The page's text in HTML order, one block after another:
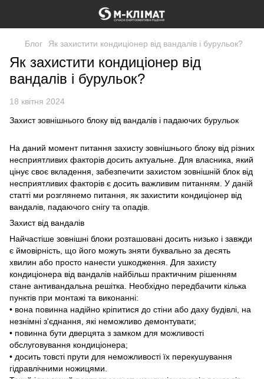
Блог Як захистити кондиціонер від вандалів і бурульок?
Як захистити кондиціонер від
вандалів і бурульок?
18 квітня 2024
Захист зовнішнього блоку від вандалів і падаючих бурульок
На даний момент питання захисту зовнішнього блоку від різних
несприятливих факторів досить актуальне. Для власника, який
цінує своє вкладення, забезпечити захистом зовнішній блок від
несприятливих факторів є досить важливим питанням. У даній
статті ми розглянемо питання, як захистити кондиціонер від
вандалів, падаючого снігу та опадів.
Захист від вандалів
Найчастіше зовнішні блоки розташовані досить низько і завжди
є ймовірність, що його можуть зняти буквально за десять
хвилин або просто нанести ушкодження. Для захисту
кондиціонера від вандалів найбільш практичним рішенням
стане антивандальна решітка. Необхідно передбачити кілька
пунктів при монтажі та виконанні:
• вона повинна надійно кріпитися до стіни або даху будівлі, на
незнімні з'єднання, які неможливо демонтувати;
• повинна бути дверцята з замком для можливості
обслуговування кондиціонера;
• досить товсті прути для неможливості їх перекушування
гідравлічними ножицями.